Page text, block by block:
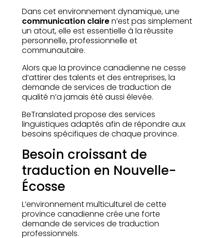
Dans cet environnement dynamique, une
communication clairen’est pas simplement
un atout, elle est essentielle à la réussite
personnelle, professionnelle et
communautaire.
Alors que la province canadienne ne cesse
d’attirer des talents et des entreprises, la
demande de services de traduction de
qualité n’a jamais été aussi élevée.
BeTranslated propose des services
linguistiques adaptés afin de répondre aux
besoins spécifiques de chaque province.
Besoin croissant de
traduction en Nouvelle-
Écosse
L’environnement multiculturel de cette
province canadienne crée une forte
demande de services de traduction
professionnels.